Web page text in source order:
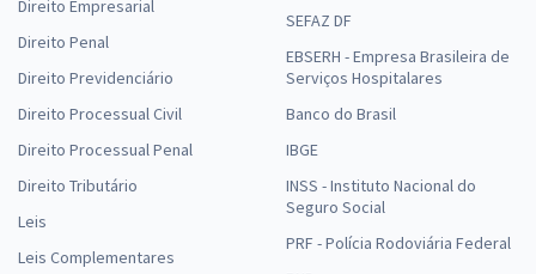
Direito Empresarial
Direito Penal
Direito Previdenciário
Direito Processual Civil
Direito Processual Penal
Direito Tributário
Leis
Leis Complementares
SEFAZ DF
EBSERH - Empresa Brasileira de
Serviços Hospitalares
Banco do Brasil
IBGE
INSS - Instituto Nacional do
Seguro Social
PRF - Polícia Rodoviária Federal